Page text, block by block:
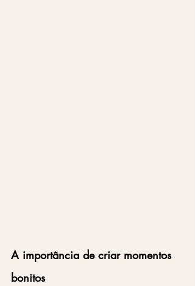
A importância de criar momentos
bonitos